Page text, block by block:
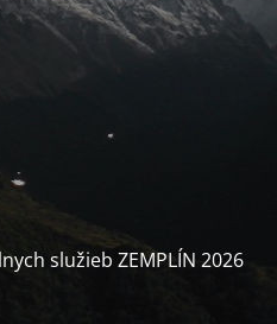
služieb ZEMPLÍN 2026